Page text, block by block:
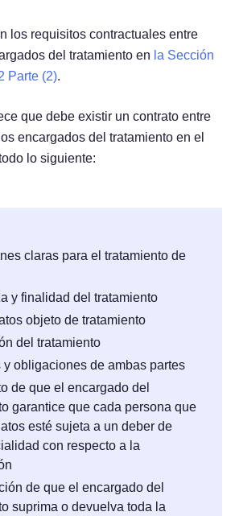
los requisitos contractuales entre
del tratamiento en la Sección
Parte (2).
que debe existir un contrato entre
encargados del tratamiento en el
lo siguiente:
claras para el tratamiento de
y finalidad del tratamiento
objeto de tratamiento
del tratamiento
y obligaciones de ambas partes
de que el encargado del
garantice que cada persona que
esté sujeta a un deber de
con respecto a la
de que el encargado del
suprima o devuelva toda la